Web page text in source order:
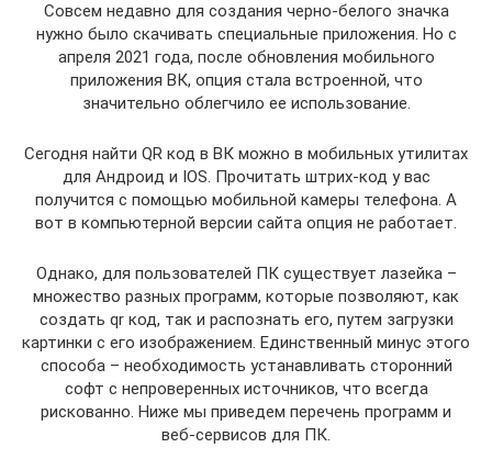
Совсем недавно для создания черно-белого значка
нужно было скачивать специальные приложения. Но с
апреля 2021 года, после обновления мобильного
приложения ВК, опция стала встроенной, что
значительно облегчило ее использование.
Сегодня найти QR код в ВК можно в мобильных утилитах
для Андроид и IOS. Прочитать штрих-код у вас
получится с помощью мобильной камеры телефона. А
вот в компьютерной версии сайта опция не работает.
Однако, для пользователей ПК существует лазейка –
множество разных программ, которые позволяют, как
создать qr код, так и распознать его, путем загрузки
картинки с его изображением. Единственный минус этого
способа – необходимость устанавливать сторонний
софт с непроверенных источников, что всегда
рискованно. Ниже мы приведем перечень программ и
веб-сервисов для ПК.